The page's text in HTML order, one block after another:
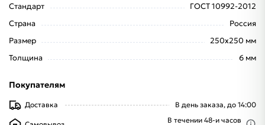
Стандарт
ГОСТ 10992-2012
Страна
Россия
Размер
250x250 мм
Толщина
6 мм
Покупателям
Доставка В день заказа, до 14:00
В течении 48-и часов